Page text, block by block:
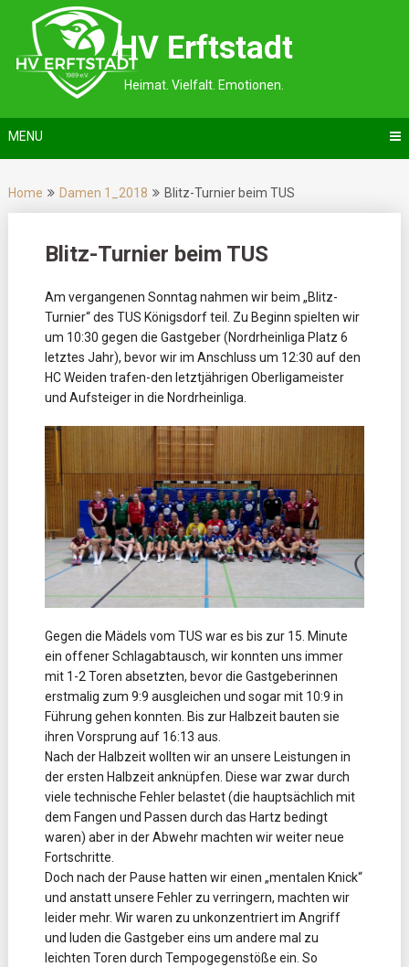
content
HV Erftstadt
Heimat. Vielfalt. Emotionen.
MENU
Home Damen 1_2018 Blitz-Turnier beim TUS
Blitz-Turnier beim TUS
Am vergangenen Sonntag nahmen wir beim „Blitz-
Turnier“ des TUS Königsdorf teil. Zu Beginn spielten wir
um 10:30 gegen die Gastgeber (Nordrheinliga Platz 6
letztes Jahr), bevor wir im Anschluss um 12:30 auf den
HC Weiden trafen-den letztjährigen Oberligameister
und Aufsteiger in die Nordrheinliga.
Gegen die Mädels vom TUS war es bis zur 15. Minute
ein offener Schlagabtausch, wir konnten uns immer
mit 1-2 Toren absetzten, bevor die Gastgeberinnen
erstmalig zum 9:9 ausgleichen und sogar mit 10:9 in
Führung gehen konnten. Bis zur Halbzeit bauten sie
ihren Vorsprung auf 16:13 aus.
Nach der Halbzeit wollten wir an unsere Leistungen in
der ersten Halbzeit anknüpfen. Diese war zwar durch
viele technische Fehler belastet (die hauptsächlich mit
dem Fangen und Passen durch das Hartz bedingt
waren) aber in der Abwehr machten wir weiter neue
Fortschritte.
Doch nach der Pause hatten wir einen „mentalen Knick“
und anstatt unsere Fehler zu verringern, machten wir
leider mehr. Wir waren zu unkonzentriert im Angriff
und luden die Gastgeber eins um andere mal zu
leichten Toren durch Tempogegenstöße ein. So